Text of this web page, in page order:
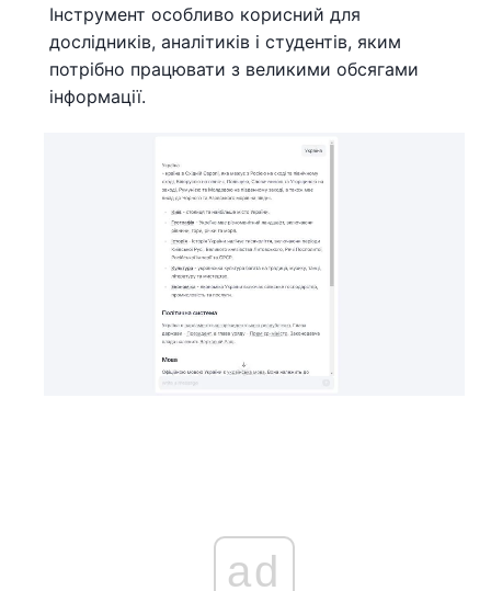
Інструмент особливо корисний для
дослідників, аналітиків і студентів, яким
потрібно працювати з великими обсягами
інформації.
ad